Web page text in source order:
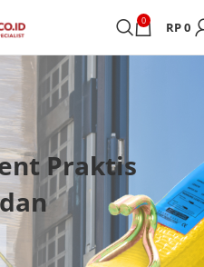
0 RP0
Praktis